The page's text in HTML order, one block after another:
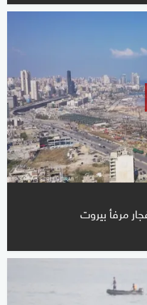
مرفأ بيروت